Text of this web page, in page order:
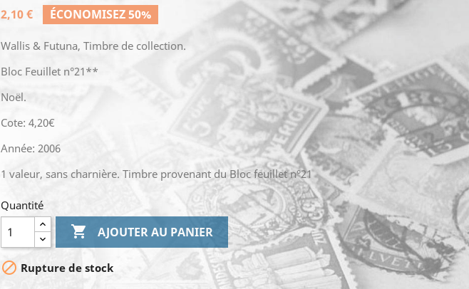
2,10 €
ÉCONOMISEZ 50%
Wallis & Futuna, Timbre de collection.
Bloc Feuillet n°21**
Noël.
Cote: 4,20€
Année: 2006
1 valeur, sans charnière. Timbre provenant du Bloc feuillet n°21
Quantité
 AJOUTER AU PANIER
 Rupture de stock